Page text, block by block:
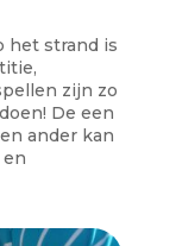
het strand is
zijn zo
De een
ander kan